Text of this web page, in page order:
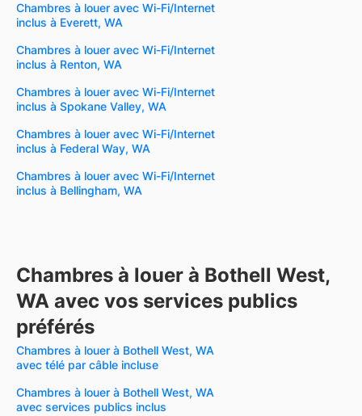
Chambres à louer avec Wi-Fi/Internet
inclus à Everett, WA
Chambres à louer avec Wi-Fi/Internet
inclus à Renton, WA
Chambres à louer avec Wi-Fi/Internet
inclus à Spokane Valley, WA
Chambres à louer avec Wi-Fi/Internet
inclus à Federal Way, WA
Chambres à louer avec Wi-Fi/Internet
inclus à Bellingham, WA
Chambres à louer à Bothell West,
WA avec vos services publics
préférés
Chambres à louer à Bothell West, WA
avec télé par câble incluse
Chambres à louer à Bothell West, WA
avec services publics inclus